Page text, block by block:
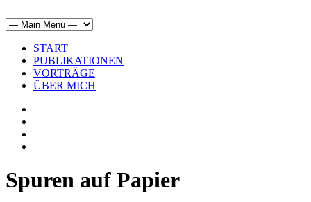
START
PUBLIKATIONEN
VORTRÄGE
ÜBER MICH
Spuren auf Papier